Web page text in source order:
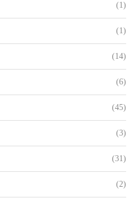
(1)
(1)
(14)
(6)
(45)
(3)
(31)
(2)